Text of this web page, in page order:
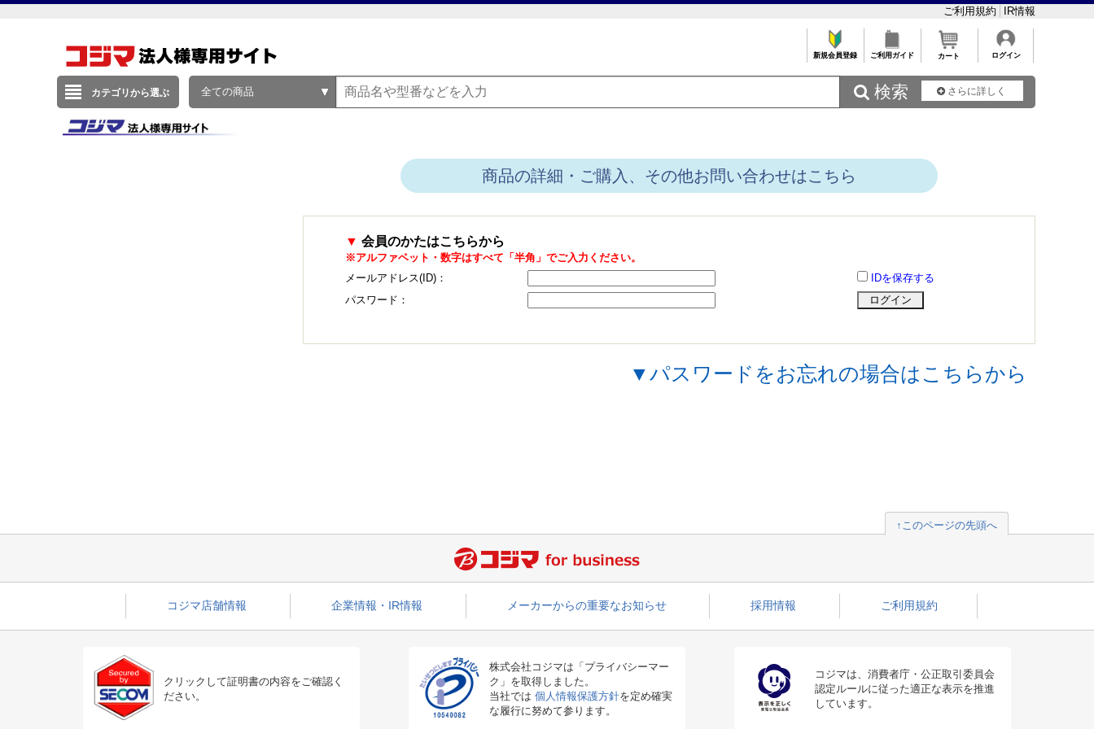
ご利用規約 IR情報
新規会員登録 ご利用ガイド カート ログイン
カテゴリから選ぶ 全ての商品  検索 さらに詳しく
商品の詳細・ご購入、その他お問い合わせはこちら
▼ 会員のかたはこちらから
※アルファベット・数字はすべて「半角」でご入力ください。
メールアドレス(ID)：
IDを保存する
パスワード：
▼パスワードをお忘れの場合はこちらから
↑このページの先頭へ
コジマ店舗情報 企業情報・IR情報 メーカーからの重要なお知らせ 採用情報 ご利用規約
クリックして証明書の内容をご確認く
ださい。
株式会社コジマは「プライバシーマー
ク」を取得しました。
当社では 個人情報保護方針を定め確実
な履行に努めて参ります。
コジマは、消費者庁・公正取引委員会
認定ルールに従った適正な表示を推進
しています。